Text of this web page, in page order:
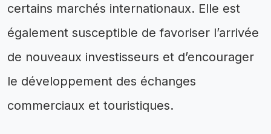
certains marchés internationaux. Elle est
également susceptible de favoriser l’arrivée
de nouveaux investisseurs et d’encourager
le développement des échanges
commerciaux et touristiques.